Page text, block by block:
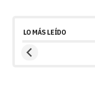
LO MÁS LEÍDO